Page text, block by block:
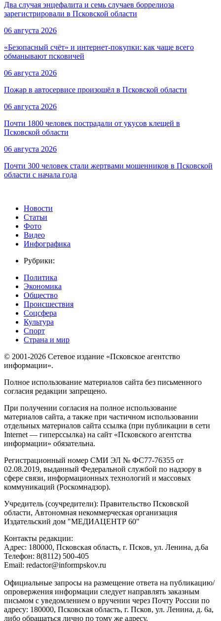
Два случая энцефалита и семь случаев боррелиоза
зарегистрировали в Псковской области
06 августа 2026
«Безопасный счёт» и интернет-покупки: как чаще всего
обманывают псковичей
06 августа 2026
Пожар в автосервисе произошёл в Псковской области
06 августа 2026
Почти 1800 человек пострадали от укусов клещей в
Псковской области
06 августа 2026
Почти 300 человек стали жертвами мошенников в Псковской
области с начала года
Новости
Статьи
Фото
Видео
Инфографика
Рубрики:
Политика
Экономика
Общество
Происшествия
Соцсфера
Культура
Спорт
Страна и мир
© 2001-2026 Сетевое издание «Псковское агентство
информации».
Полное использование материалов сайта без письменного
согласия редакции запрещено.
При получении согласия на полное использование
материалов сайта, а также при частичном использовании
отдельных материалов сайта ссылка (при публикации в сети
Internet — гиперссылка) на сайт «Псковского агентства
информации» обязательна.
Регистрационный номер СМИ ЭЛ № ФС77-76355 от
02.08.2019, выданный Федеральной службой по надзору в
сфере связи, информационных технологий и массовых
коммуникаций (Роскомнадзор).
Учредитель (соучредители): Правительство Псковской
области, Автономная некоммерческая организация
Издательский дом "МЕДИАЦЕНТР 60"
Контакты редакции:
Адреc: 180000, Псковская область, г. Псков, ул. Ленина, д.6а
Телефон: 8(8112) 500-405
Email: redactor@informpskov.ru
Официальные запросы на размещение ответа на публикацию/
опровержения информации следует направлять заказным
письмом с уведомлением о вручении через Почту России по
адресу: 180000, Псковская область, г. Псков, ул. Ленина, д. 6а,
либо обращаться лично по тому же адресу.